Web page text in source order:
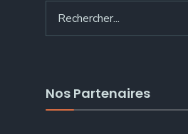
Nos Partenaires